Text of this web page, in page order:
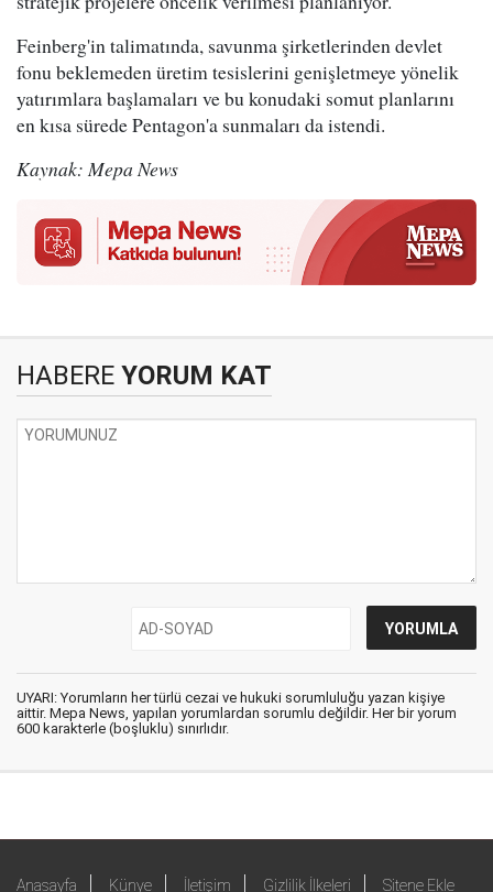
Feinberg'in talimatında, savunma şirketlerinden devlet
fonu beklemeden üretim tesislerini genişletmeye yönelik
yatırımlara başlamaları ve bu konudaki somut planlarını
en kısa sürede Pentagon'a sunmaları da istendi.
Kaynak: Mepa News
HABERE YORUM KAT
UYARI: Yorumların her türlü cezai ve hukuki sorumluluğu yazan kişiye
aittir. Mepa News, yapılan yorumlardan sorumlu değildir. Her bir yorum
600 karakterle (boşluklu) sınırlıdır.
Anasayfa Künye İletişim Gizlilik İlkeleri Sitene Ekle